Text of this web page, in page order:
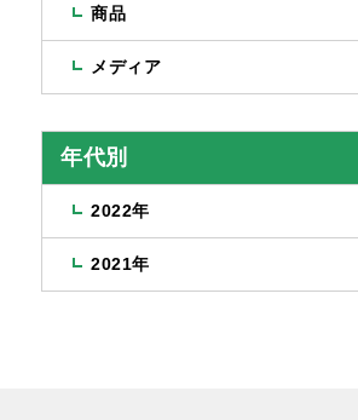
商品
メディア
年代別
2022年
2021年